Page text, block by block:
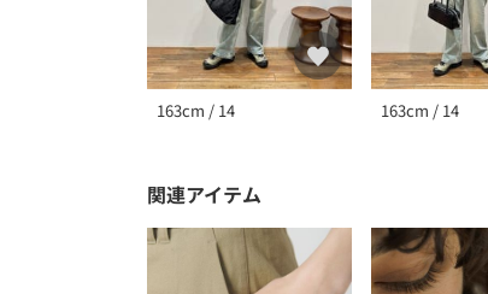
163cm / 14 163cm / 14
関連アイテム